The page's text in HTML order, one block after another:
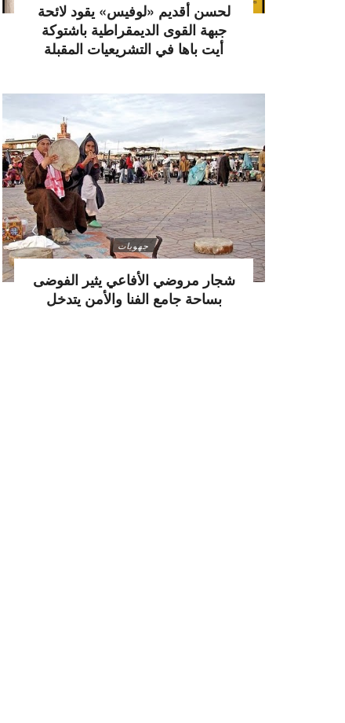
لحسن أقديم «لوفيس» يقود لائحة
جبهة القوى الديمقراطية باشتوكة
أيت باها في التشريعيات المقبلة
جهويات
شجار مروضي الأفاعي يثير الفوضى
بساحة جامع الفنا والأمن يتدخل